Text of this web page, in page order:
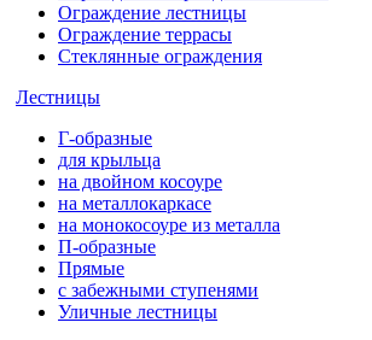
Ограждение лестницы
Ограждение террасы
Стеклянные ограждения
Лестницы
Г-образные
для крыльца
на двойном косоуре
на металлокаркасе
на монокосоуре из металла
П-образные
Прямые
с забежными ступенями
Уличные лестницы